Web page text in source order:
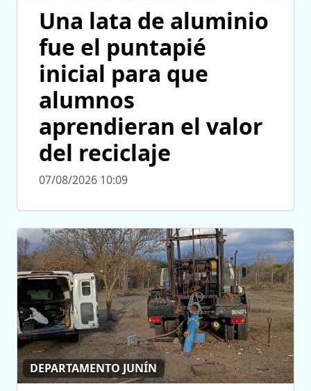
Una lata de aluminio
fue el puntapié
inicial para que
alumnos
aprendieran el valor
del reciclaje
07/08/2026 10:09
DEPARTAMENTO JUNÍN